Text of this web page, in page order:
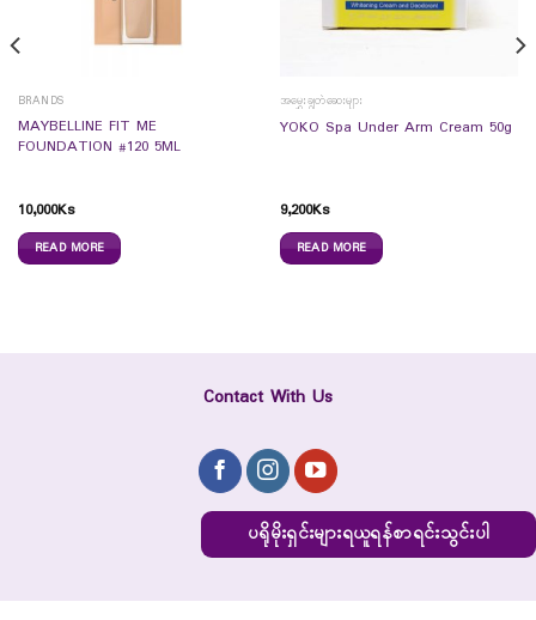
BRANDS
MAYBELLINE FIT ME
FOUNDATION #120 5ML
10,000Ks
READ MORE
အမွှေးချွတ်ဆေးများ
YOKO Spa Under Arm Cream 50g
9,200Ks
READ MORE
Contact With Us
ပရိုမိုးရှင်းများရယူရန်စာရင်းသွင်းပါ